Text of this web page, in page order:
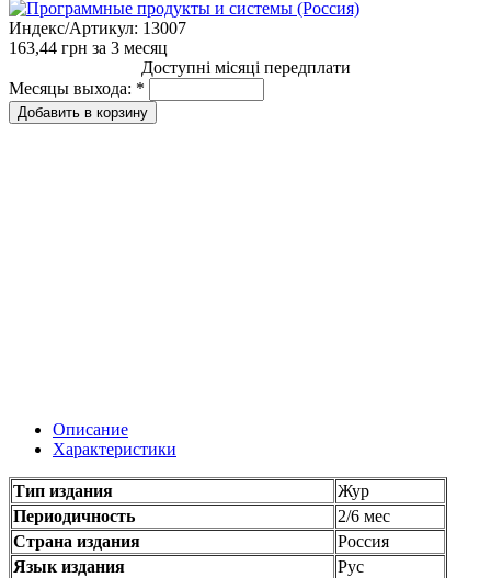
Индекс/Артикул: 13007
163,44 грн за 3 месяц
Доступні місяці передплати
Месяцы выхода: *
Описание
Характеристики
Тип издания
Жур
Периодичность
2/6 мес
Страна издания
Россия
Язык издания
Рус